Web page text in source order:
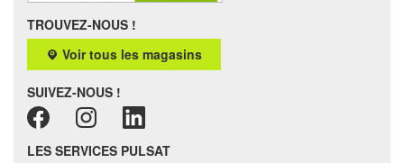
TROUVEZ-NOUS !
Voir tous les magasins
SUIVEZ-NOUS !
LES SERVICES PULSAT